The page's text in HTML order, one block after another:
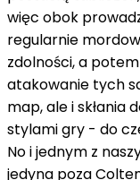
więc obok
regularnie
zdolności, a
atakowanie tych
map, ale i skłania
stylami gry - do
No i jednym z
jedyna poza